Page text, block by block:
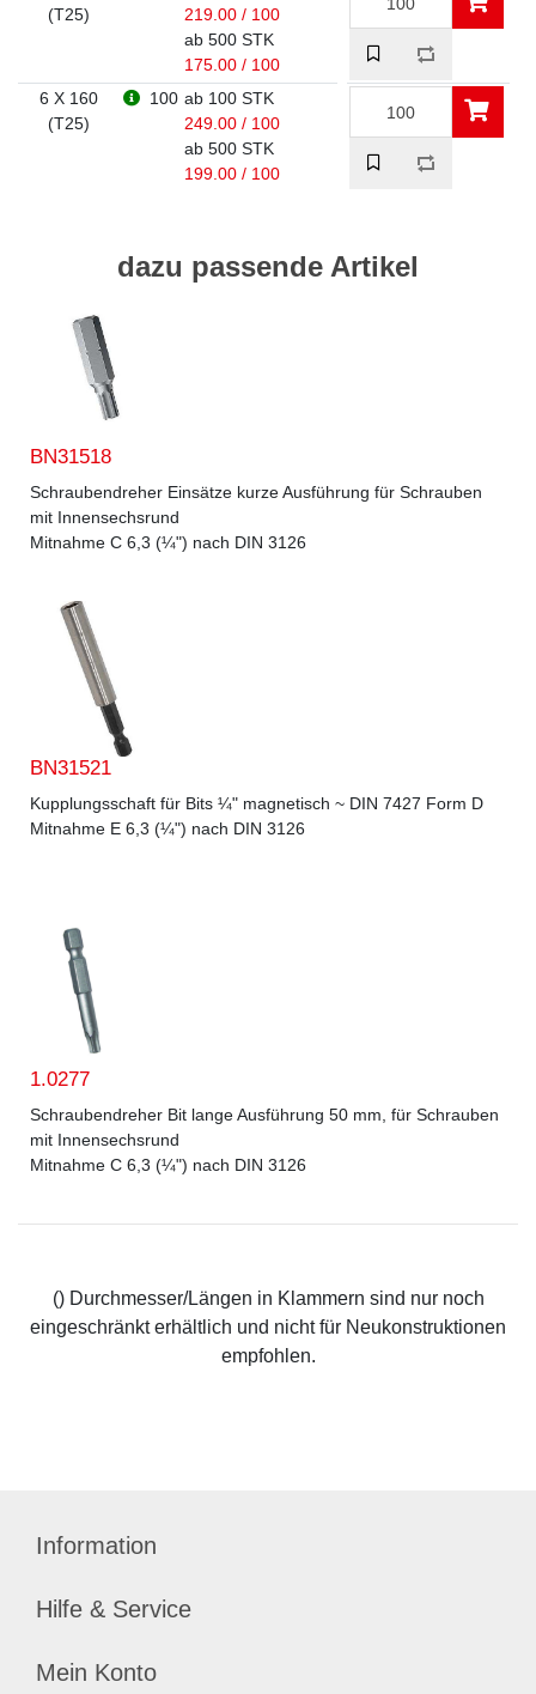
(T25)
219.00 / 100
ab 500 STK
175.00 / 100
6 X 160
(T25)
100 ab 100 STK
249.00 / 100
ab 500 STK
199.00 / 100
dazu passende Artikel
BN31518
Schraubendreher Einsätze kurze Ausführung für Schrauben
mit Innensechsrund
Mitnahme C 6,3 (¼") nach DIN 3126
BN31521
Kupplungsschaft für Bits ¼" magnetisch ~ DIN 7427 Form D
Mitnahme E 6,3 (¼") nach DIN 3126
1.0277
Schraubendreher Bit lange Ausführung 50 mm, für Schrauben
mit Innensechsrund
Mitnahme C 6,3 (¼") nach DIN 3126
() Durchmesser/Längen in Klammern sind nur noch
eingeschränkt erhältlich und nicht für Neukonstruktionen
empfohlen.
Information
Hilfe & Service
Mein Konto